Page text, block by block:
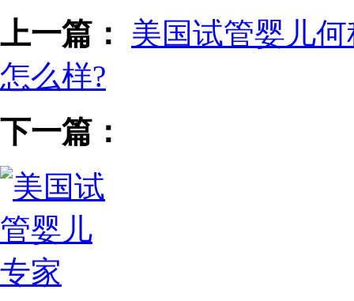
上一篇：
美国试管婴儿
怎么样?
下一篇：